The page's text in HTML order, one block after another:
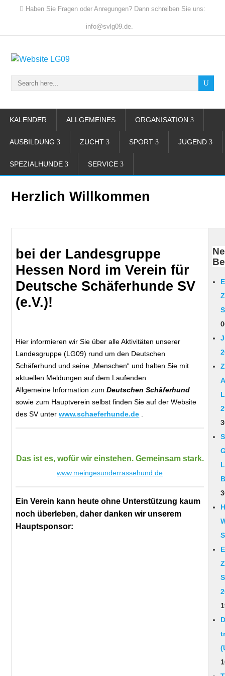
Haben Sie Fragen oder Anregungen? Dann schreiben Sie uns:
info@svlg09.de.
KALENDER ALLGEMEINES ORGANISATION
AUSBILDUNG ZUCHT SPORT JUGEND
SPEZIALHUNDE SERVICE
Herzlich Willkommen
bei der Landesgruppe
Hessen Nord im Verein für
Deutsche Schäferhunde SV
(e.V.)!
Hier informieren wir Sie über alle Aktivitäten unserer
Landesgruppe (LG09) rund um den Deutschen
Schäferhund und seine „Menschen“ und halten Sie mit
aktuellen Meldungen auf dem Laufenden.
Allgemeine Information zumDeutschen Schäferhund
sowie zum Hauptverein selbst finden Sie auf der Website
des SV unterwww.schaeferhunde.de
Das ist es, wofür wir einstehen. Gemeinsam stark.
www.meingesunderrassehund.de
Ein Verein kann heute ohne Unterstützung kaum
noch überleben, daher danken wir unserem
Hauptsponsor: